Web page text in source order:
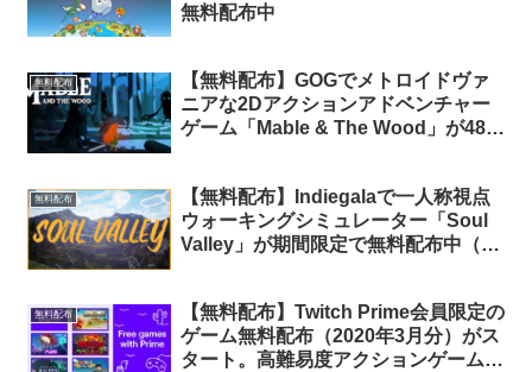
無料配布中
無料配布
【無料配布】GOGでメトロイドヴァ
ニアな2Dアクションアドベンチャー
ゲーム「Mable & The Wood」が48時
無料配布
【無料配布】Indiegalaで一人称視点
ウォーキングシミュレーター「Soul
Valley」が期間限定で無料配布中（再
無料配布
【無料配布】Twitch Prime会員限定の
ゲーム無料配布（2020年3月分）がス
タート。高難易度アクションゲーム